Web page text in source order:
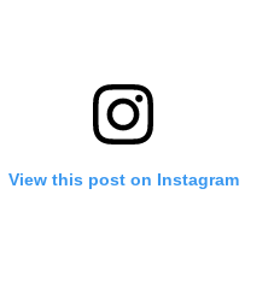
View this post on Instagram